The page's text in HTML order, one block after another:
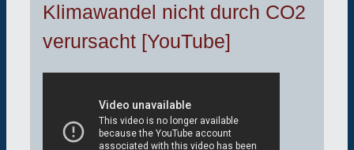
Klimawandel nicht durch CO2
verursacht [YouTube]